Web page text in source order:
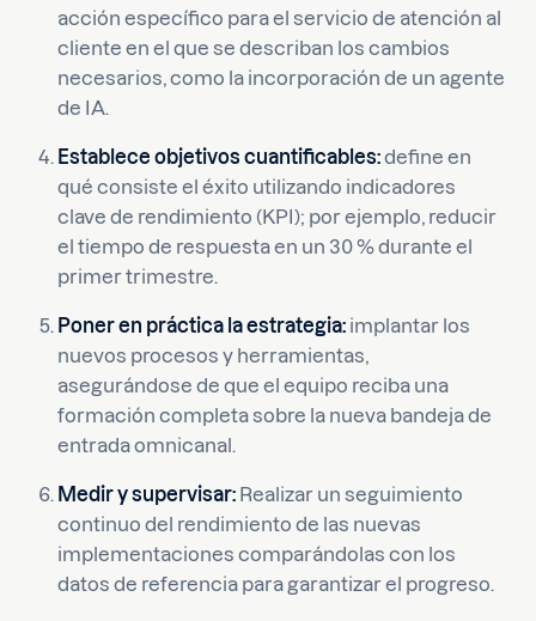
acción específico para el servicio de atención al
cliente en el que se describan los cambios
necesarios, como la incorporación de un agente
de IA.
Establece objetivos cuantificables:define en
qué consiste el éxito utilizando indicadores
clave de rendimiento (KPI); por ejemplo, reducir
el tiempo de respuesta en un 30 % durante el
primer trimestre.
Poner en práctica la estrategia: implantar los
nuevos procesos y herramientas,
asegurándose de que el equipo reciba una
formación completa sobre la nueva bandeja de
entrada omnicanal.
Medir y supervisar: Realizar un seguimiento
continuo del rendimiento de las nuevas
implementaciones comparándolas con los
datos de referencia para garantizar el progreso.